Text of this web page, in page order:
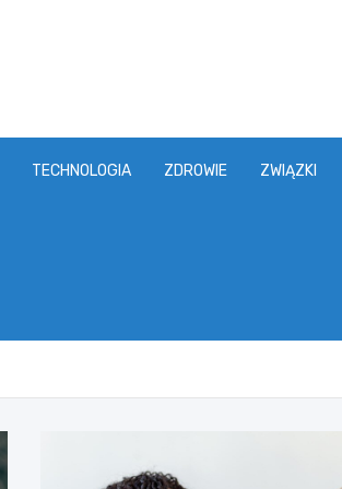
TECHNOLOGIA ZDROWIE ZWIĄZKI